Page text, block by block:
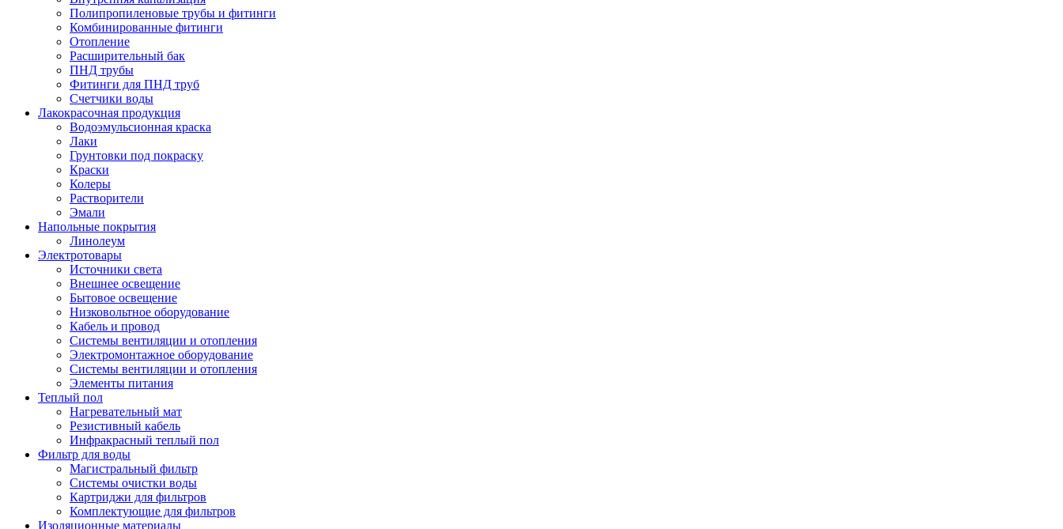
Полипропиленовые трубы и фитинги
Комбинированные фитинги
Отопление
Расширительный бак
ПНД трубы
Фитинги для ПНД труб
Счетчики воды
Лакокрасочная продукция
Водоэмульсионная краска
Лаки
Грунтовки под покраску
Краски
Колеры
Растворители
Эмали
Напольные покрытия
Линолеум
Электротовары
Источники света
Внешнее освещение
Бытовое освещение
Низковольтное оборудование
Кабель и провод
Системы вентиляции и отопления
Электромонтажное оборудование
Системы вентиляции и отопления
Элементы питания
Теплый пол
Нагревательный мат
Резистивный кабель
Инфракрасный теплый пол
Фильтр для воды
Магистральный фильтр
Системы очистки воды
Картриджи для фильтров
Комплектующие для фильтров
Изоляционные материалы